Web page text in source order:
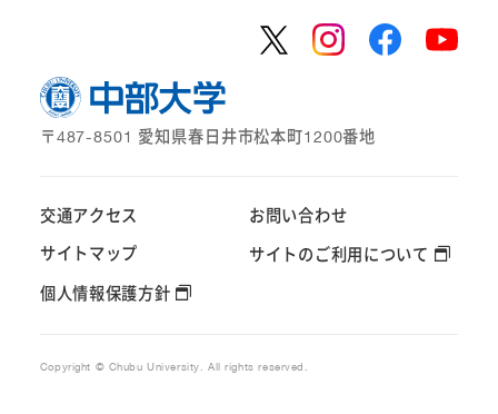
〒487-8501 愛知県春日井市松本町1200番地
交通アクセス お問い合わせ
サイトマップ サイトのご利用について
個人情報保護方針
Copyright © Chubu University. All rights reserved.